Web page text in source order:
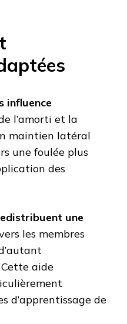
influence
l’amorti et la
maintien latéral
une foulée plus
des
une
les membres
aide
d’apprentissage de